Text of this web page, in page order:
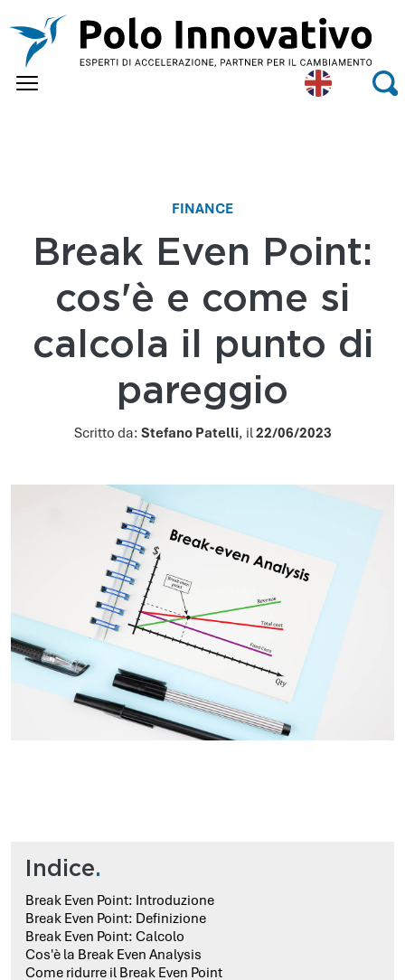
Eng
lish
FINANCE
Break Even Point:
cos'è e come si
calcola il punto di
pareggio
Scritto da: Stefano Patelli, il22/06/2023
Indice.
Break Even Point: Introduzione
Break Even Point: Definizione
Break Even Point: Calcolo
Cos'è la Break Even Analysis
Come ridurre il Break Even Point